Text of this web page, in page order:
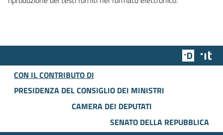
Team
CON IL CONTRIBUTO DI
PRESIDENZA DEL CONSIGLIO DEI MINISTRI
CAMERA DEI DEPUTATI
SENATO DELLA REPUBBLICA